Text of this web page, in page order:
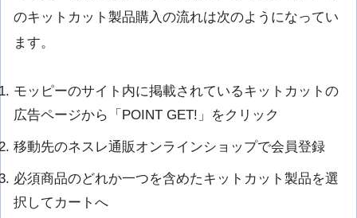
のキットカット製品購入の流れは次のようになってい
ます。
モッピーのサイト内に掲載されているキットカットの
広告ページから「POINT GET!」をクリック
移動先のネスレ通販オンラインショップで会員登録
必須商品のどれか一つを含めたキットカット製品を選
択してカートへ